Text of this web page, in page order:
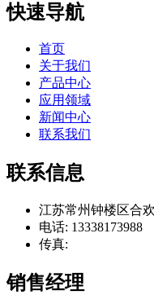
快速导航
首页
关于我们
产品中心
应用领域
新闻中心
联系我们
联系信息
江苏常州钟楼区合
电话: 13338173988
传真:
销售经理